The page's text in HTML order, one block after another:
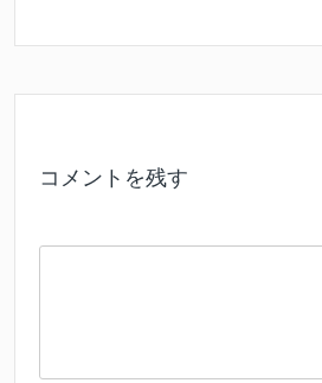
コメントを残す